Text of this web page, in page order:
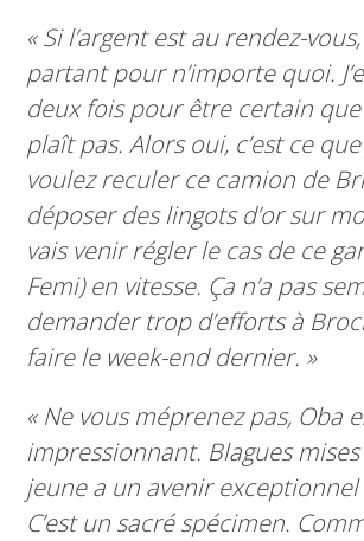
« Si l’argent est au rendez-
partant pour n’importe quoi.
deux fois pour être certain
plaît pas. Alors oui, c’est ce
voulez reculer ce camion de
déposer des lingots d’or sur
vais venir régler le cas de ce
Femi) en vitesse. Ça n’a pas
demander trop d’efforts à
faire le week-end dernier. »
« Ne vous méprenez pas, Oba
impressionnant. Blagues
jeune a un avenir
C’est un sacré spécimen.